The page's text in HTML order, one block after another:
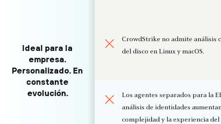
Ideal para la
empresa.
Personalizado. En
constante
evolución.
CrowdStrike no admite análisis
del disco en Linux y macOS.
Los agentes separados para la
análisis de identidades
complejidad y la experiencia del